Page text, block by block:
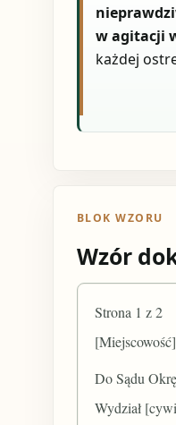
w agitacji
każdej
BLOK WZORU
Wzór
Strona 1 z 2
Do Sądu
Wydział